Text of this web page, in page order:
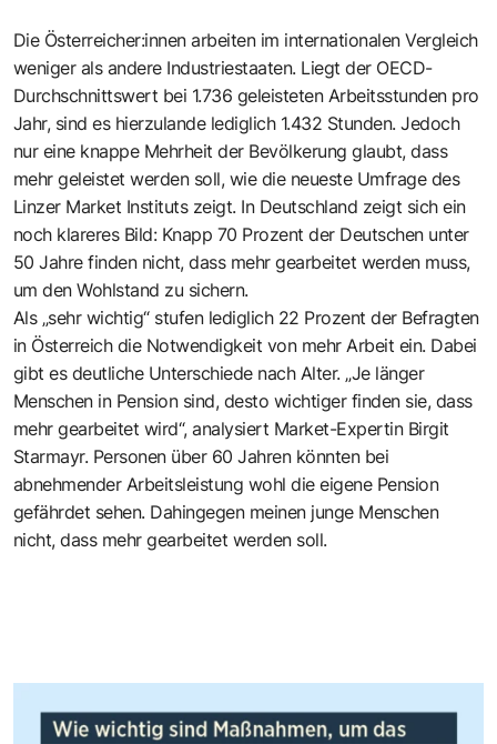
Die Österreicher:innen arbeiten im internationalen Vergleich
weniger als andere Industriestaaten. Liegt der OECD-
Durchschnittswert bei 1.736 geleisteten Arbeitsstunden pro
Jahr, sind es hierzulande lediglich 1.432 Stunden. Jedoch
nur eine knappe Mehrheit der Bevölkerung glaubt, dass
mehr geleistet werden soll, wie die neueste Umfrage des
Linzer Market Instituts zeigt. In Deutschland zeigt sich ein
noch klareres Bild: Knapp 70 Prozent der Deutschen unter
50 Jahre finden nicht, dass mehr gearbeitet werden muss,
um den Wohlstand zu sichern.
Als „sehr wichtig“ stufen lediglich 22 Prozent der Befragten
in Österreich die Notwendigkeit von mehr Arbeit ein. Dabei
gibt es deutliche Unterschiede nach Alter. „Je länger
Menschen in Pension sind, desto wichtiger finden sie, dass
mehr gearbeitet wird“, analysiert Market-Expertin Birgit
Starmayr. Personen über 60 Jahren könnten bei
abnehmender Arbeitsleistung wohl die eigene Pension
gefährdet sehen. Dahingegen meinen junge Menschen
nicht, dass mehr gearbeitet werden soll.